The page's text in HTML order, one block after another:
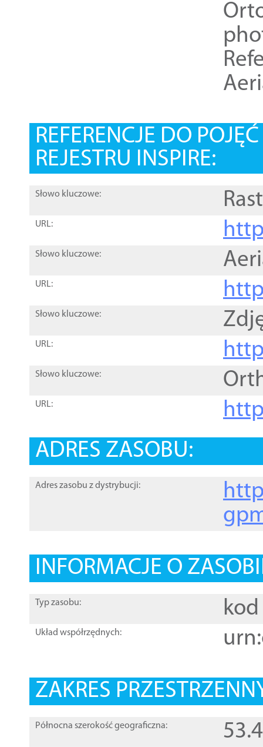
REFERENCJE DO
REJESTRU INSPIRE:
Słowo kluczowe:
URL:
Słowo kluczowe:
URL:
Słowo kluczowe:
URL:
Słowo kluczowe:
URL:
ADRES ZASOBU:
Adres zasobu z dystrybucji:
INFORMACJE O
Typ zasobu: kod
Układ współrzędnych:
ZAKRES
Północna szerokość geograficzna: